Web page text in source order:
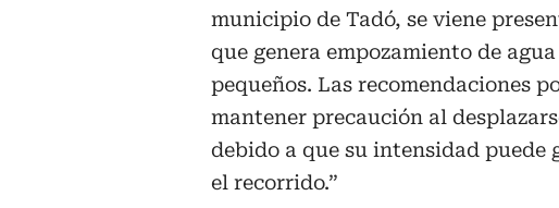
municipio de Tadó, se viene
que genera empozamiento de
pequeños. Las recomendaciones
mantener precaución al
debido a que su intensidad puede
el recorrido.”